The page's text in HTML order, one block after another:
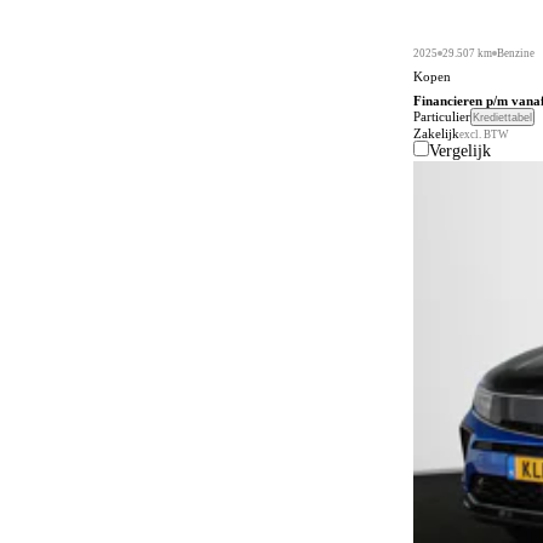
2025 29.507 km Benzine
Kopen
Financieren p/m
ParticulierKrediettabel
Zakelijkexcl. BTW
Vergelijk